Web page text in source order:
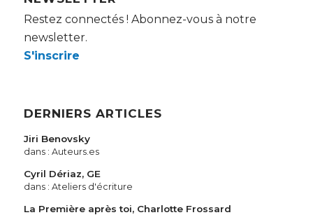
Restez connectés ! Abonnez-vous à notre
newsletter.
S'inscrire
DERNIERS ARTICLES
Jiri Benovsky
dans : Auteurs.es
Cyril Dériaz, GE
dans : Ateliers d'écriture
La Première après toi, Charlotte Frossard